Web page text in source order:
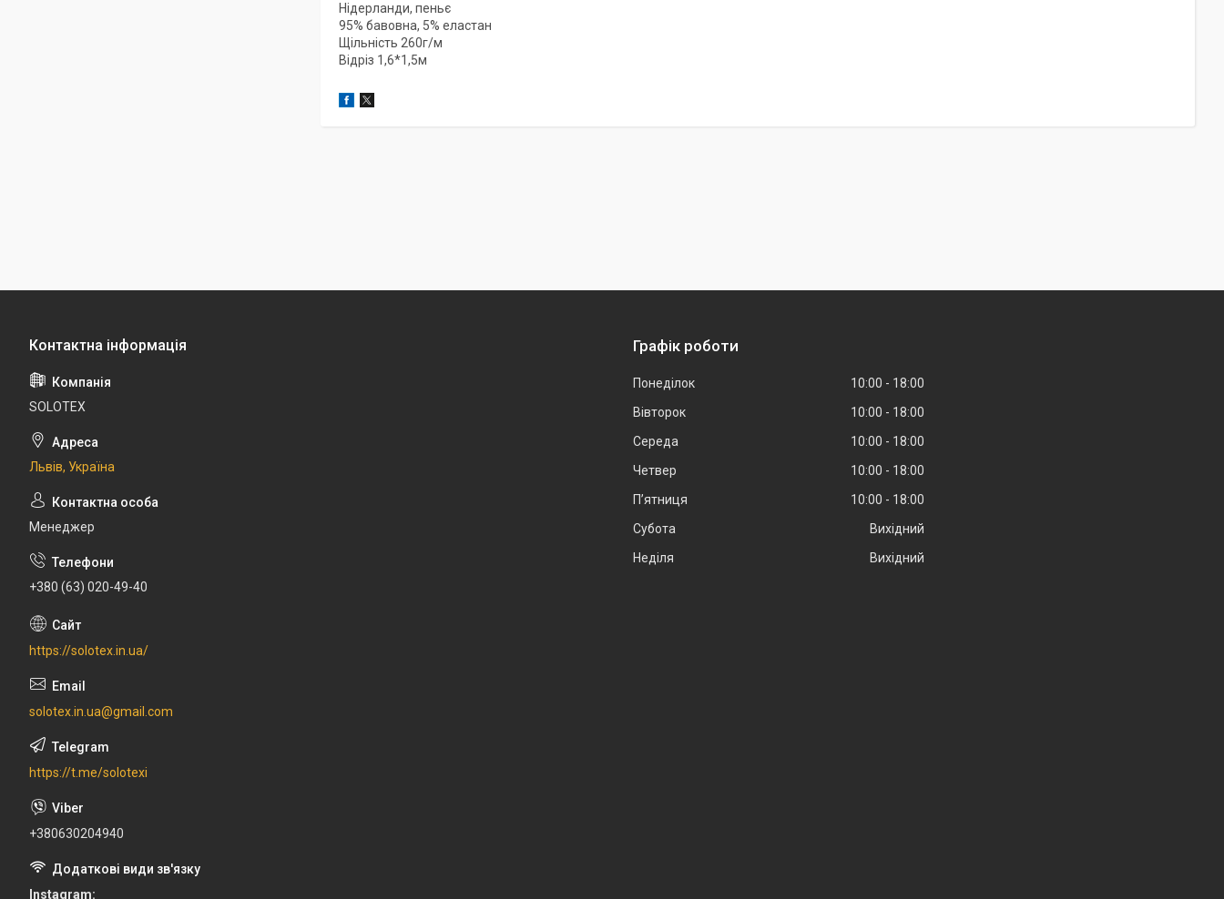
Нідерланди, пеньє
95% бавовна, 5% еластан
Щільність 260г/м
Відріз 1,6*1,5м
SOLOTEX
Львів, Україна
Менеджер
+380 (63) 020-49-40
https://solotex.in.ua/
solotex.in.ua@gmail.com
https://t.me/solotexi
+380630204940
Instagram
Графік роботи
Понеділок 10:00
18:00
Вівторок
10:00
18:00
Середа
10:00
18:00
Четвер
10:00
18:00
Пʼятниця
10:00
18:00
Субота
Вихідний
Неділя
Вихідний